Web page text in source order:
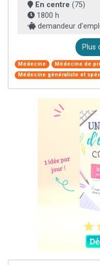
En centre (75)
1800 h
demandeur
Plus
Médecine
Médecine de
Médecine généraliste et